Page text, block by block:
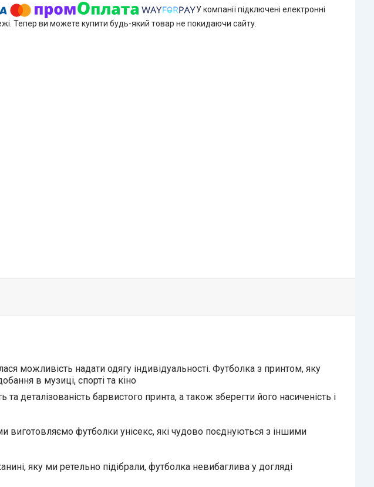
У компанії підключені електронні
Тепер ви можете купити будь-який товар не покидаючи сайту.
можливість надати одягу індивідуальності. Футболка з принтом, яку
в музиці, спорті та кіно
деталізованість барвистого принта, а також зберегти його насиченість і
виготовляємо футболки унісекс, які чудово поєднуються з іншими
яку ми ретельно підібрали, футболка невибаглива у догляді